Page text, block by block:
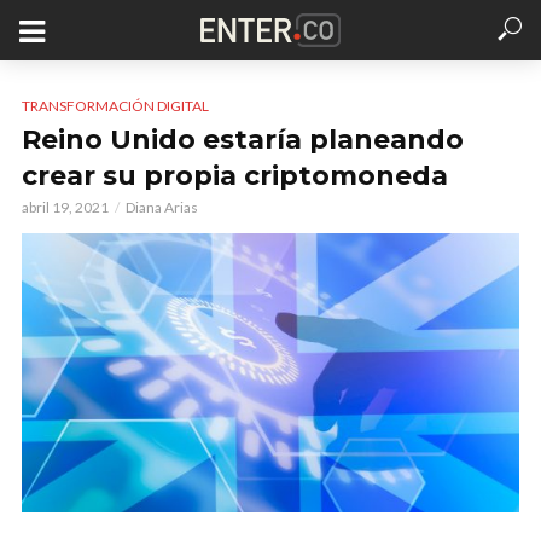
TRANSFORMACIÓN DIGITAL
Reino Unido estaría planeando
crear su propia criptomoneda
abril 19, 2021 Diana Arias